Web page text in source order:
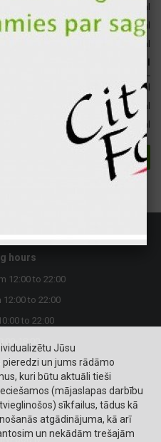
10 gr
8 kcal
17 gr
3 kcal
2 kcal
331 kcal
64 kcal
48 gr
192 kcal
74 kcal
Buy
hours
12:00 to 22:00
12:00 to 22:00
to 22:00
Jūsu
un jums rādāmo
kuri būtu aktuāli tieši
(mājaslapas darbību
sīkfailus, tādus kā
atgādinājuma, kā arī
un nekādām trešajām